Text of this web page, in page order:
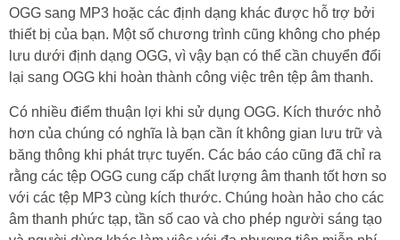
OGG sang MP3 hoặc các định dạng khác được hỗ trợ bởi
thiết bị của bạn. Một số chương trình cũng không cho phép
lưu dưới định dạng OGG, vì vậy bạn có thể cần chuyển đổi
lại sang OGG khi hoàn thành công việc trên tệp âm thanh.
Có nhiều điểm thuận lợi khi sử dụng OGG. Kích thước nhỏ
hơn của chúng có nghĩa là bạn cần ít không gian lưu trữ và
băng thông khi phát trực tuyến. Các báo cáo cũng đã chỉ ra
rằng các tệp OGG cung cấp chất lượng âm thanh tốt hơn so
với các tệp MP3 cùng kích thước. Chúng hoàn hảo cho các
âm thanh phức tạp, tần số cao và cho phép người sáng tạo